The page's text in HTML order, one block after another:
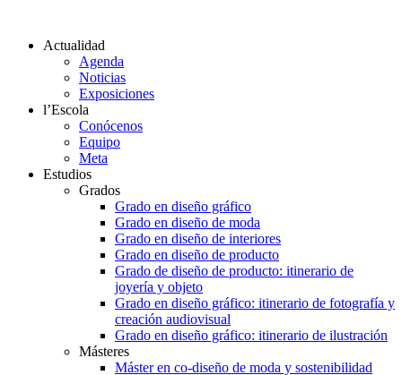
Actualidad
Agenda
Noticias
Exposiciones
l’Escola
Conócenos
Equipo
Meta
Estudios
Grados
Grado en diseño gráfico
Grado en diseño de moda
Grado en diseño de interiores
Grado en diseño de producto
Grado de diseño de producto: itinerario de
joyería y objeto
Grado en diseño gráfico: itinerario de fotografía y
creación audiovisual
Grado en diseño gráfico: itinerario de ilustración
Másteres
Máster en co-diseño de moda y sostenibilidad